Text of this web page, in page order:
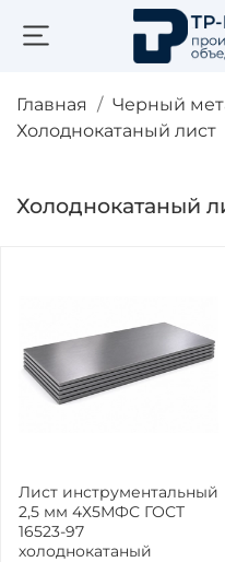
Главная Черный
Холоднокатаный лист
Холоднокатаный
Лист инструментальный
2,5 мм 4Х5МФС ГОСТ
16523-97
холоднокатаный